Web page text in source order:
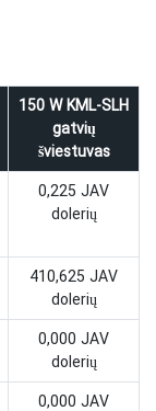
150 W KML-SLH
gatvių
šviestuvas
0,225 JAV
dolerių
410,625 JAV
dolerių
0,000 JAV
dolerių
0,000 JAV